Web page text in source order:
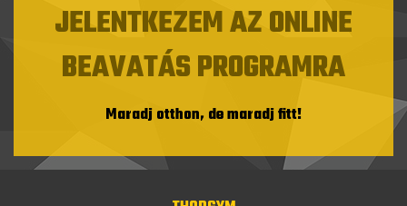
JELENTKEZEM AZ ONLINE
BEAVATÁS PROGRAMRA
Maradj otthon, de maradj fitt!